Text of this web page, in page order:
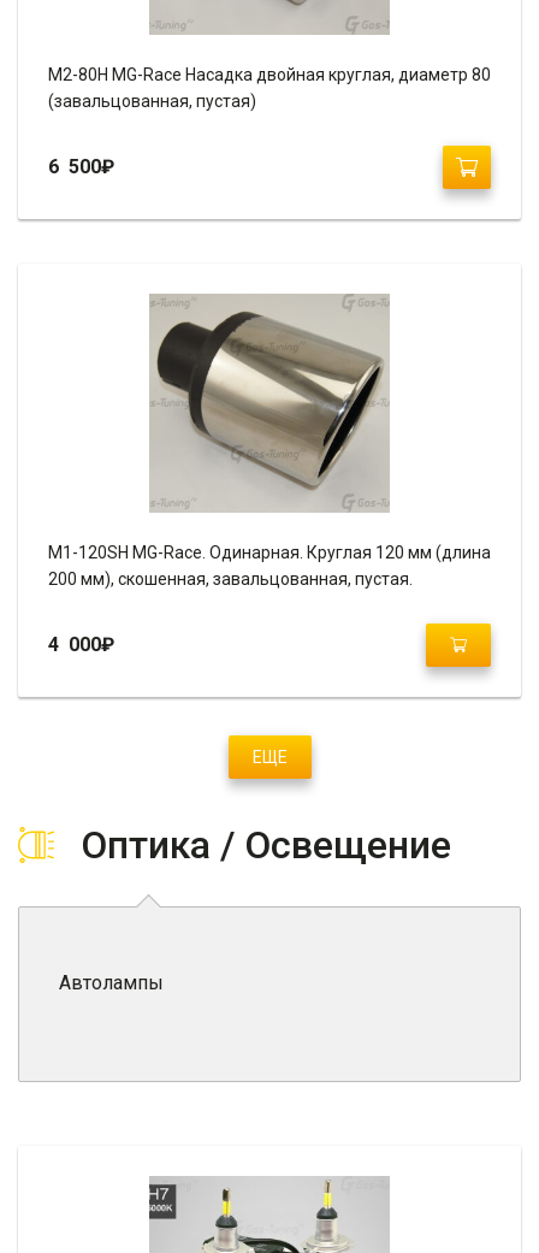
М2-80H MG-Race Насадка двойная круглая, диаметр 80
(завальцованная, пустая)
6 500₽
M1-120SH MG-Race. Одинарная. Круглая 120 мм (длина
200 мм), скошенная, завальцованная, пустая.
4 000₽
ЕЩЕ
Оптика / Освещение
Автолампы